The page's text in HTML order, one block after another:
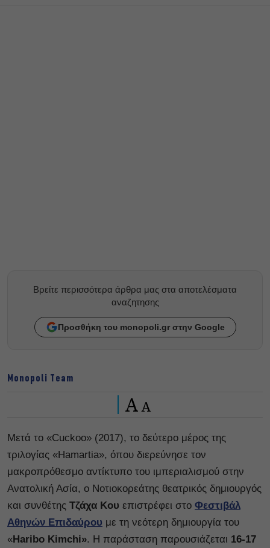
Βρείτε περισσότερα άρθρα μας στα αποτελέσματα
αναζητησης
Προσθήκη του monopoli.gr στην Google
Monopoli Team
A A
Μετά το «Cuckoo» (2017), το δεύτερο μέρος της
τριλογίας «Hamartia», όπου διερεύνησε τον
μακροπρόθεσμο αντίκτυπο του ιμπεριαλισμού στην
Ανατολική Ασία, ο Νοτιοκορεάτης θεατρικός δημιουργός
και συνθέτης Τζάχα Κου επιστρέφει στο Φεστιβάλ
Αθηνών Επιδαύρου με τη νεότερη δημιουργία του
«Haribo Kimchi». Η παράσταση παρουσιάζεται 16-17